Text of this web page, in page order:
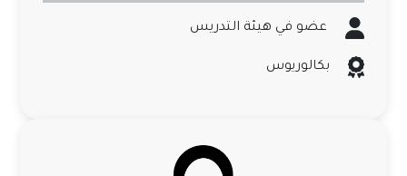
عضو في هيئة التدريس
بكالوريوس